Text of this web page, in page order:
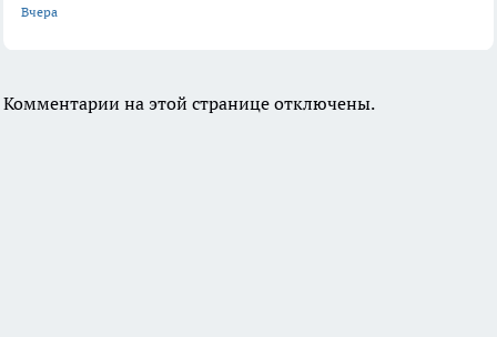
Вчера
Комментарии на этой странице отключены.